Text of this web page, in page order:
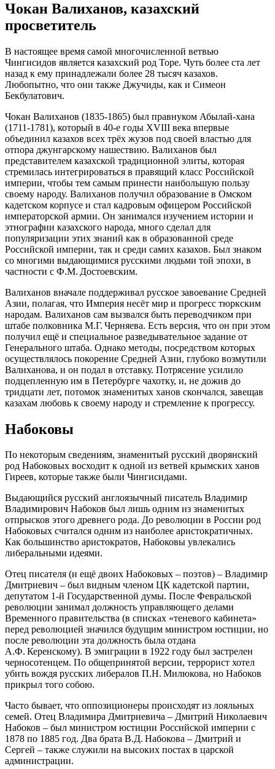
Чокан Валиханов, казахский
просветитель
В настоящее время самой многочисленной ветвью
Чингисидов является казахский род Торе. Чуть более ста лет
назад к ему принадлежали более 28 тысяч казахов.
Любопытно, что они также Джучиды, как и Симеон
Бекбулатович.
Чокан Валиханов (1835-1865) был правнуком Абылай-хана
(1711-1781), который в 40-е годы XVIII века впервые
объединил казахов всех трёх жузов под своей властью для
отпора джунгарскому нашествию. Валиханов был
представителем казахской традиционной элиты, которая
стремилась интегрироваться в правящий класс Российской
империи, чтобы тем самым принести наибольшую пользу
своему народу. Валиханов получил образование в Омском
кадетском корпусе и стал кадровым офицером Российской
императорской армии. Он занимался изучением истории и
этнографии казахского народа, много сделал для
популяризации этих знаний как в образованной среде
Российской империи, так и среди самих казахов. Был знаком
со многими выдающимися русскими людьми той эпохи, в
частности с Ф.М. Достоевским.
Валиханов вначале поддерживал русское завоевание Средней
Азии, полагая, что Империя несёт мир и прогресс тюркским
народам. Валиханов сам вызвался быть переводчиком при
штабе полковника М.Г. Черняева. Есть версия, что он при этом
получил ещё и специальное разведывательное задание от
Генерального штаба. Однако методы, посредством которых
осуществлялось покорение Средней Азии, глубоко возмутили
Валиханова, и он подал в отставку. Потрясение усилило
подцепленную им в Петербурге чахотку, и, не дожив до
тридцати лет, потомок знаменитых ханов скончался, завещав
казахам любовь к своему народу и стремление к прогрессу.
Набоковы
По некоторым сведениям, знаменитый русский дворянский
род Набоковых восходит к одной из ветвей крымских ханов
Гиреев, которые также были Чингисидами.
Выдающийся русский англоязычный писатель Владимир
Владимирович Набоков был лишь одним из знаменитых
отпрысков этого древнего рода. До революции в России род
Набоковых считался одним из наиболее аристократичных.
Как большинство аристократов, Набоковы увлекались
либеральными идеями.
Отец писателя (и ещё двоих Набоковых – поэтов) – Владимир
Дмитриевич – был видным членом ЦК кадетской партии,
депутатом 1-й Государственной думы. После Февральской
революции занимал должность управляющего делами
Временного правительства (в списках «теневого кабинета»
перед революцией значился будущим министром юстиции, но
после революции эта должность была отдана
А.Ф. Керенскому). В эмиграции в 1922 году был застрелен
черносотенцем. По общепринятой версии, террорист хотел
убить вождя русских либералов П.Н. Милюкова, но Набоков
прикрыл того собою.
Часто бывает, что оппозиционеры происходят из лояльных
семей. Отец Владимира Дмитриевича – Дмитрий Николаевич
Набоков – был министром юстиции Российской империи с
1878 по 1885 год. Два брата В.Д. Набокова – Дмитрий и
Сергей – также служили на высоких постах в царской
администрации.